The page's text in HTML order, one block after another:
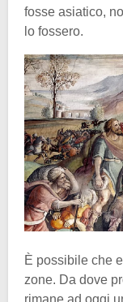
fosse asiatico,
lo fossero.
È possibile che
zone. Da dove
rimane ad oggi